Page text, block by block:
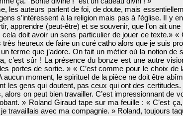
les auteurs parlent de foi, de doute, mais
s’intéressent à la religion mais pas à l’église. Il y
apprendre (peut-être) et se souvenir, que l’on ait
doit avoir un sens particulier de jouer ce texte.» «
heureux de faire un curé catho alors que je suis
terme que j’adore. On fait un métier où la notion de
c’est sûr ! La présence du bonze est une autre
portes de sortie. » « C’est comme pour le choix de
aucun moment, le spirituel de la pièce ne doit être
les gens qui doutent, pas ceux qui ont des
on peut bien travailler. C’est impressionnant de
» Roland Giraud tape sur ma feuille : « C’est
travaillais avec ma compagnie. » Roland, toujours